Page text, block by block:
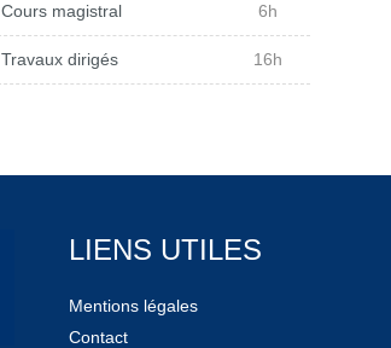
Cours magistral 6h
Travaux dirigés 16h
LIENS UTILES
Mentions légales
Contact